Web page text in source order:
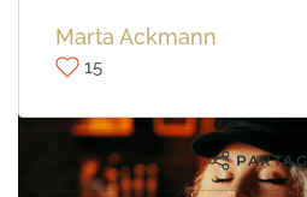
Marta Ackmann
15